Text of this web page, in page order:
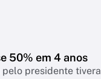
50% em 4 anos
presidente